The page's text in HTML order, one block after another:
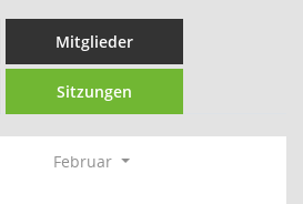
Mitglieder
Sitzungen
Februar